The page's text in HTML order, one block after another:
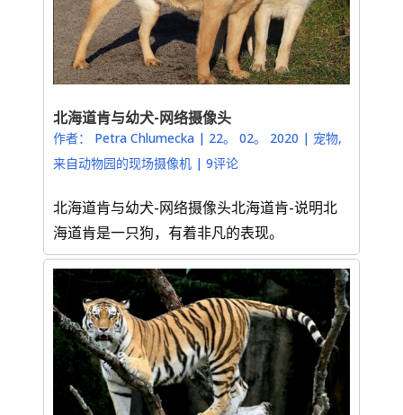
北海道肯与幼犬-网络摄像头
作者： Petra Chlumecka | 22。 02。 2020 | 宠物,
来自动物园的现场摄像机 |9评论
北海道肯与幼犬-网络摄像头北海道肯-说明北
海道肯是一只狗，有着非凡的表现。